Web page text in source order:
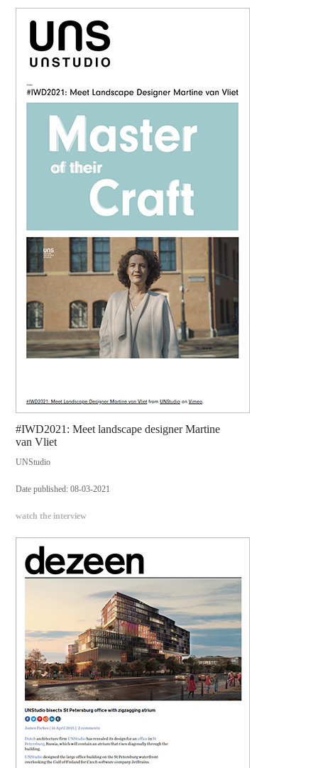
#IWD2021: Meet landscape designer Martine
van Vliet
UNStudio
Date published: 08-03-2021
watch the interview